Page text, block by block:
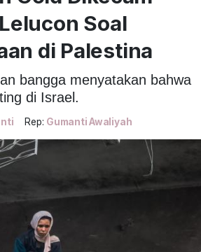
Soal
di Palestina
bangga menyatakan bahwa
di Israel.
Rep: Gumanti Awaliyah